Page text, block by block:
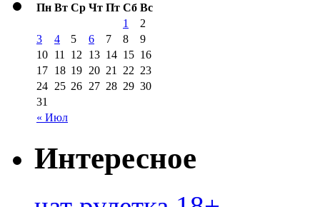
Пн Вт Ср Чт Пт Сб Вс
« Июл
1
2
3
4 5 6 7 8
9
10 11 12 13 14 15 16
17 18 19 20 21 22 23
24 25 26 27 28 29 30
31
Интересное